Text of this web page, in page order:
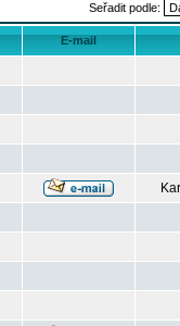
Seřadit podle:
E-mail